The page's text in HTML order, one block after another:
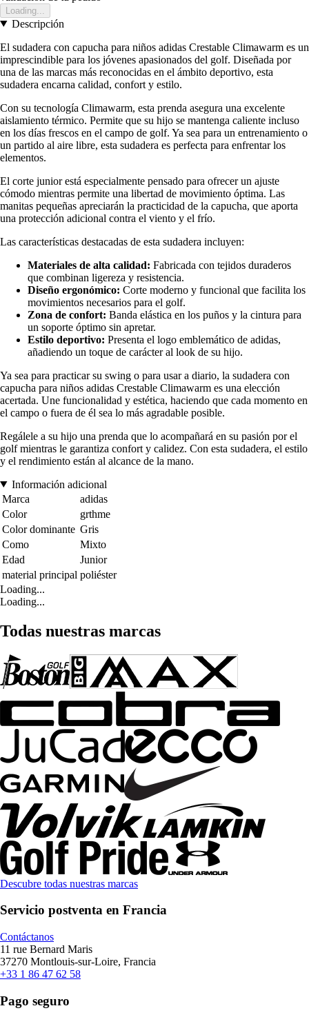
Loading...
Descripción
El sudadera con capucha para niños adidas Crestable Climawarm es un
imprescindible para los jóvenes apasionados del golf. Diseñada por
una de las marcas más reconocidas en el ámbito deportivo, esta
sudadera encarna calidad, confort y estilo.
Con su tecnología Climawarm, esta prenda asegura una excelente
aislamiento térmico. Permite que su hijo se mantenga caliente incluso
en los días frescos en el campo de golf. Ya sea para un entrenamiento o
un partido al aire libre, esta sudadera es perfecta para enfrentar los
elementos.
El corte junior está especialmente pensado para ofrecer un ajuste
cómodo mientras permite una libertad de movimiento óptima. Las
manitas pequeñas apreciarán la practicidad de la capucha, que aporta
una protección adicional contra el viento y el frío.
Las características destacadas de esta sudadera incluyen:
Materiales de alta calidad: Fabricada con tejidos duraderos
que combinan ligereza y resistencia.
Diseño ergonómico: Corte moderno y funcional que facilita los
movimientos necesarios para el golf.
Zona de confort: Banda elástica en los puños y la cintura para
un soporte óptimo sin apretar.
Estilo deportivo: Presenta el logo emblemático de adidas,
añadiendo un toque de carácter al look de su hijo.
Ya sea para practicar su swing o para usar a diario, la sudadera con
capucha para niños adidas Crestable Climawarm es una elección
acertada. Une funcionalidad y estética, haciendo que cada momento en
el campo o fuera de él sea lo más agradable posible.
Regálele a su hijo una prenda que lo acompañará en su pasión por el
golf mientras le garantiza confort y calidez. Con esta sudadera, el estilo
y el rendimiento están al alcance de la mano.
Información adicional
Marca
adidas
Color
grthme
Color dominante Gris
Como
Mixto
Edad
Junior
material principal poliéster
Loading...
Loading...
Todas nuestras marcas
Descubre todas nuestras marcas
Servicio postventa en Francia
Contáctanos
11 rue Bernard Maris
37270 Montlouis-sur-Loire, Francia
+33 1 86 47 62 58
Pago seguro